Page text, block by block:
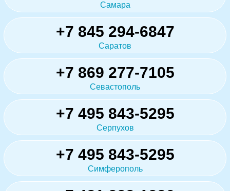
Самара
+7 845 294-6847
Саратов
+7 869 277-7105
Севастополь
+7 495 843-5295
Серпухов
+7 495 843-5295
Симферополь